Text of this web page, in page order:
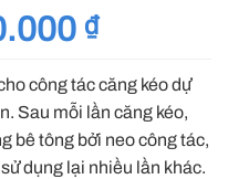
₫.
₫Giá
tại
là:
9.950.000
công tác căng kéo dự
Sau mỗi lần căng kéo,
bê tông bởi neo công tác,
dụng lại nhiều lần khác.